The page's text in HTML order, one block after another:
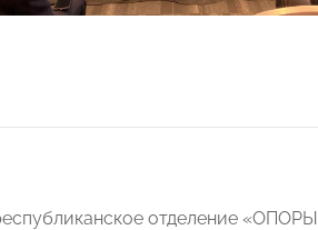
отделение «ОПОРЫ